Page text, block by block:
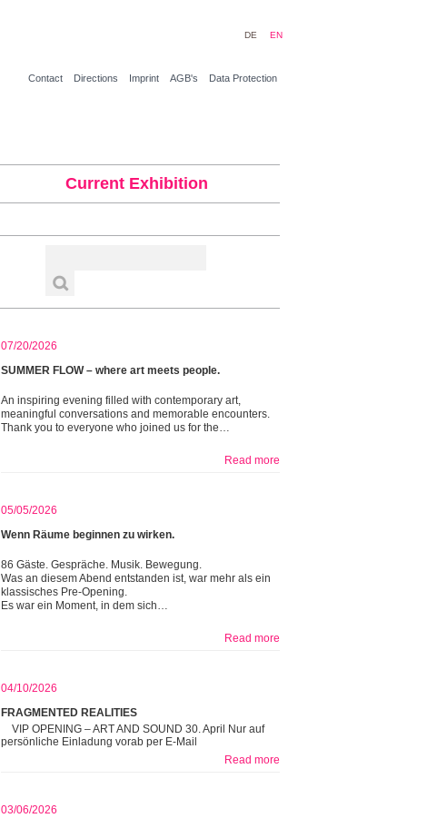
DE EN
Contact Directions Imprint AGB's Data Protection
Current Exhibition
07/20/2026
SUMMER FLOW – where art meets people.
An inspiring evening filled with contemporary art,
meaningful conversations and memorable encounters.
Thank you to everyone who joined us for the…
Read more
05/05/2026
Wenn Räume beginnen zu wirken.
86 Gäste. Gespräche. Musik. Bewegung.
Was an diesem Abend entstanden ist, war mehr als ein
klassisches Pre-Opening.
Es war ein Moment, in dem sich…
Read more
04/10/2026
FRAGMENTED REALITIES
VIP OPENING – ART AND SOUND 30. April Nur auf
persönliche Einladung vorab per E-Mail
Read more
03/06/2026